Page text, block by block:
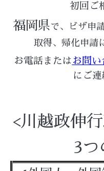
初回ご
福岡県で、ビザ申
取得、帰化申請
お電話または お問い
にご
<川越政伸
3つ